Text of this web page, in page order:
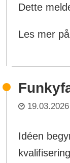
Dette
Les mer
19.03.2026
Idéen